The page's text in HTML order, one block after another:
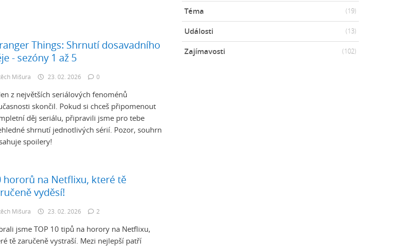
Things: Shrnutí dosavadního
- sezóny 1 až 5
Mišura 23. 02. 2026 0
z největších seriálových fenoménů
skončil. Pokud si chceš připomenout
děj seriálu, připravili jsme pro tebe
shrnutí jednotlivých sérií. Pozor, souhrn
spoilery!
hororů na Netflixu, které tě
vyděsí!
Mišura 23. 02. 2026 2
jsme TOP 10 tipů na horory na Netflixu,
tě zaručeně vystraší. Mezi nejlepší patří
Téma (19)
Události (13)
Zajímavosti (102)